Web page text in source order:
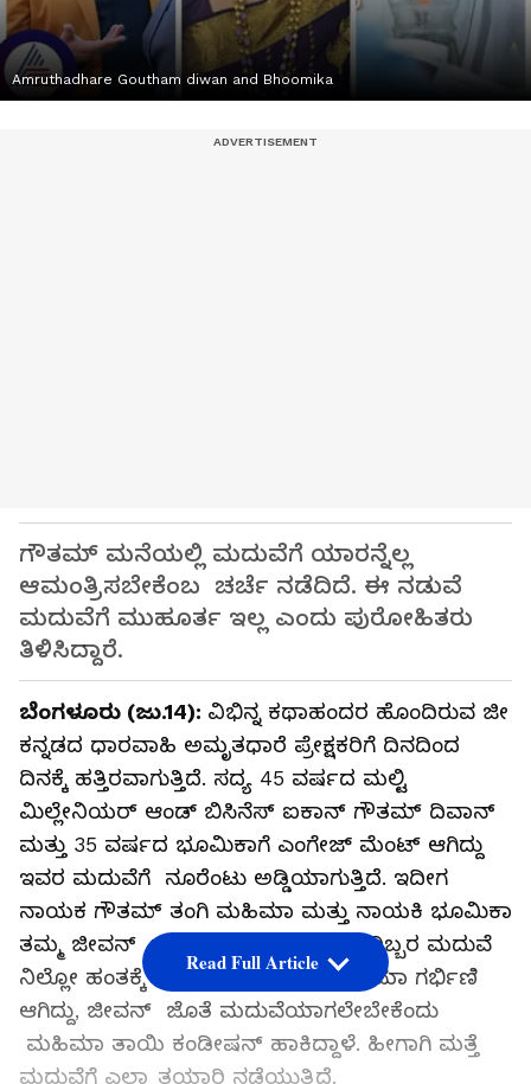
Amruthadhare Goutham diwan and Bhoomika
ಗೌತಮ್ ಮನೆಯಲ್ಲಿ ಮದುವೆಗೆ ಯಾರನ್ನೆಲ್ಲ
ಆಮಂತ್ರಿಸಬೇಕೆಂಬ ಚರ್ಚೆ ನಡೆದಿದೆ. ಈ ನಡುವೆ
ಮದುವೆಗೆ ಮುಹೂರ್ತ ಇಲ್ಲ ಎಂದು ಪುರೋಹಿತರು
ತಿಳಿಸಿದ್ದಾರೆ.
ಬೆಂಗಳೂರು (ಜು.14): ವಿಭಿನ್ನ ಕಥಾಹಂದರ ಹೊಂದಿರುವ ಜೀ
ಕನ್ನಡದ ಧಾರವಾಹಿ ಅಮೃತಧಾರೆ ಪ್ರೇಕ್ಷಕರಿಗೆ ದಿನದಿಂದ
ದಿನಕ್ಕೆ ಹತ್ತಿರವಾಗುತ್ತಿದೆ. ಸದ್ಯ 45 ವರ್ಷದ ಮಲ್ಟಿ
ಮಿಲ್ಲೇನಿಯರ್ ಆಂಡ್ ಬಿಸಿನೆಸ್ ಐಕಾನ್ ಗೌತಮ್ ದಿವಾನ್
ಮತ್ತು 35 ವರ್ಷದ ಭೂಮಿಕಾಗೆ ಎಂಗೇಜ್ ಮೆಂಟ್ ಆಗಿದ್ದು
ಇವರ ಮದುವೆಗೆ ನೂರೆಂಟು ಅಡ್ಡಿಯಾಗುತ್ತಿದೆ. ಇದೀಗ
ನಾಯಕ ಗೌತಮ್‌ ತಂಗಿ ಮಹಿಮಾ ಮತ್ತು ನಾಯಕಿ ಭೂಮಿಕಾ
ತಮ್ಮ ಜೀವನ್ ಮಧ್ಯೆ ಗಲಾಟೆ ನಡೆದು ಅವರಿಬ್ಬರ ಮದುವೆ
ನಿಲ್ಲೋ ಹಂತಕ್ಕೆ ಬಂದಿತ್ತು. ಒಂದು ಕಡೆ ಮಹಿಮಾ ಗರ್ಭಿಣಿ
ಆಗಿದ್ದು, ಜೀವನ್ ಜೊತೆ ಮದುವೆಯಾಗಲೇಬೇಕೆಂದು
ಮಹಿಮಾ ತಾಯಿ ಕಂಡೀಷನ್ ಹಾಕಿದ್ದಾಳೆ. ಹೀಗಾಗಿ ಮತ್ತೆ
ಮದುವೆಗೆ ಎಲ್ಲಾ ತಯಾರಿ ನಡೆಯುತ್ತಿದೆ.
Read Full Article